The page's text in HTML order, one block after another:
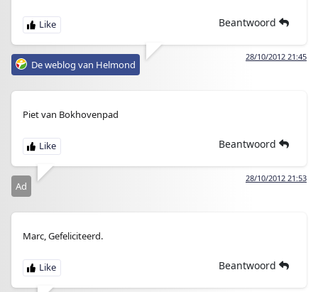
Beantwoord
28/10/2012 21:45
De weblog van Helmond
Piet van Bokhovenpad
Beantwoord
28/10/2012 21:53
Ad
Marc, Gefeliciteerd.
Beantwoord